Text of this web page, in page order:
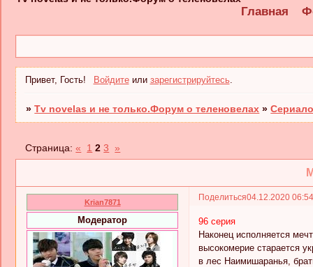
Главная
Привет, Гость! Войдитеили зарегистрируйтесь.
»Tv novelas и не только.Форум о теленовелах »
Страница:« 1 2 3 »
Поделиться04.12.2020
Krian7871
Модератор
96 серия
Наконец исполняется
высокомерие старается
в лес Наимишаранья,